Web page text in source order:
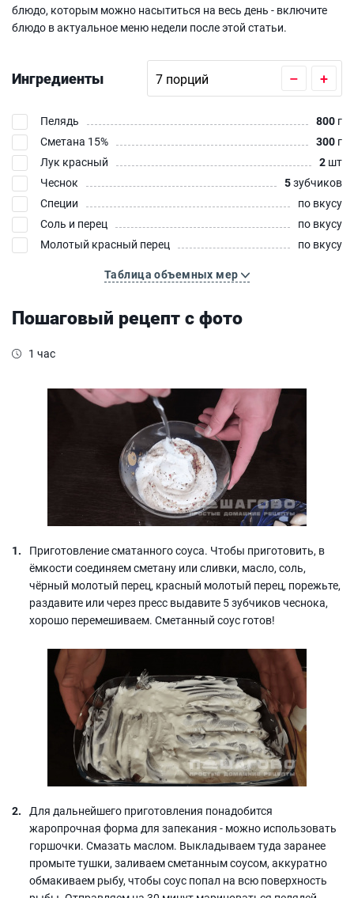
блюдо, которым можно насытиться на весь день - включите
блюдо в актуальное меню недели после этой статьи.
Ингредиенты – +
Пелядь 800 г
Сметана 15%
300 г
Лук красный
2 шт
Чеснок
5зубчиков
Специи
по вкусу
Соль и перец
по вкусу
Молотый красный перец
по вкусу
Таблица объемных мер
Пошаговый рецепт с фото
1 час
Приготовление сматанного соуса. Чтобы приготовить, в
ёмкости соединяем сметану или сливки, масло, соль,
чёрный молотый перец, красный молотый перец, порежьте,
раздавите или через пресс выдавите 5 зубчиков чеснока,
хорошо перемешиваем. Сметанный соус готов!
Для дальнейшего приготовления понадобится
жаропрочная форма для запекания - можно использовать
горшочки. Смазать маслом. Выкладываем туда заранее
промыте тушки, заливаем сметанным соусом, аккуратно
обмакиваем рыбу, чтобы соус попал на всю поверхность